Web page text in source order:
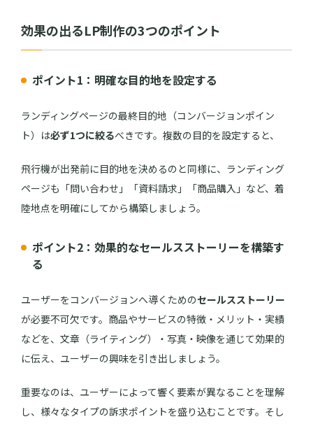
効果の出るLP制作の3つのポイント
ポイント1：明確な目的地を設定する
ランディングページの最終目的地（コンバージョンポイン
ト）は必ず1つに絞るべきです。複数の目的を設定すると、
飛行機が出発前に目的地を決めるのと同様に、ランディング
ページも「問い合わせ」「資料請求」「商品購入」など、着
陸地点を明確にしてから構築しましょう。
ポイント2：効果的なセールスストーリーを構築す
る
ユーザーをコンバージョンへ導くためのセールスストーリー
が必要不可欠です。商品やサービスの特徴・メリット・実績
などを、文章（ライティング）・写真・映像を通じて効果的
に伝え、ユーザーの興味を引き出しましょう。
重要なのは、ユーザーによって響く要素が異なることを理解
し、様々なタイプの訴求ポイントを盛り込むことです。そし